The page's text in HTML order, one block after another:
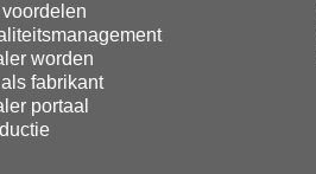
worden
fabrikant
portaal